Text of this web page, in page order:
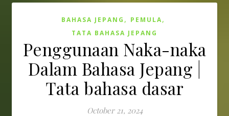
BAHASA JEPANG , PEMULA,
TATA BAHASA JEPANG
Penggunaan Naka-naka
Dalam Bahasa Jepang |
Tata bahasa dasar
October 21, 2024